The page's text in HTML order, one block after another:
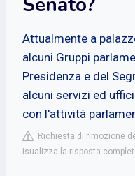
Attualmente a
alcuni Gruppi
Presidenza e del
alcuni servizi ed
con l'attività
Richiesta di rimozione
isualizza la risposta